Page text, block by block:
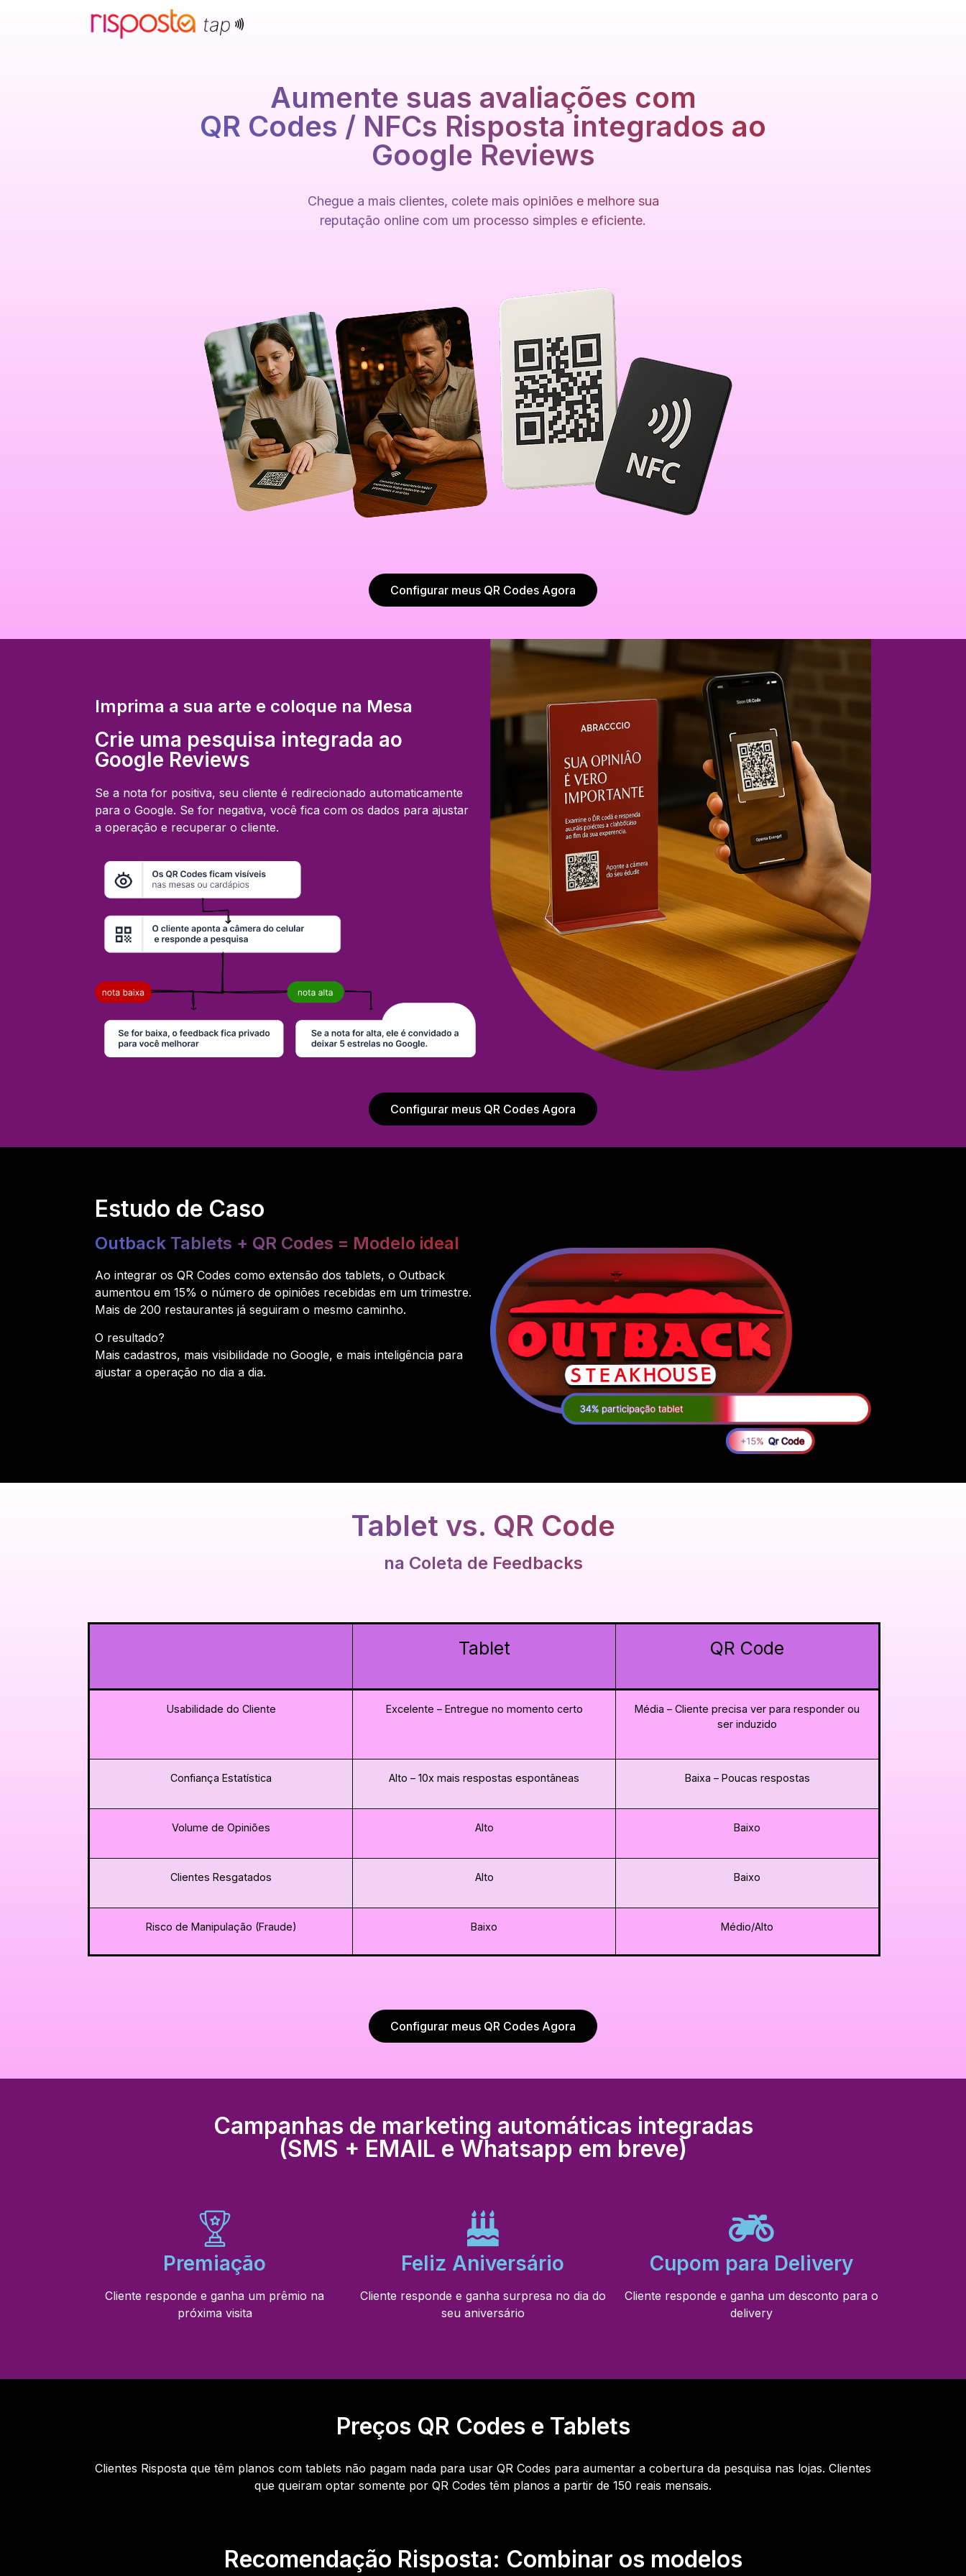
Aumente suas avaliações com
QR Codes / NFCs Risposta integrados ao
Google Reviews
Chegue a mais clientes, colete mais opiniões e melhore sua
reputação online com um processo simples e eficiente.
Configurar meus QR Codes Agora
Imprima a sua arte e coloque na Mesa
Crie uma pesquisa integrada ao
Google Reviews
Se a nota for positiva, seu cliente é redirecionado automaticamente
para o Google. Se for negativa, você fica com os dados para ajustar
a operação e recuperar o cliente.
Configurar meus QR Codes Agora
Estudo de Caso
Outback Tablets + QR Codes = Modelo ideal
Ao integrar os QR Codes como extensão dos tablets, o Outback
aumentou em 15% o número de opiniões recebidas em um trimestre.
Mais de 200 restaurantes já seguiram o mesmo caminho.
O resultado?
Mais cadastros, mais visibilidade no Google, e mais inteligência para
ajustar a operação no dia a dia.
Tablet vs. QR Code
na Coleta de Feedbacks
Tablet QR Code
Usabilidade do Cliente Excelente – Entregue no momento certo
Média – Cliente precisa ver para responder ou
ser induzido
Confiança Estatística Alto – 10x mais respostas espontâneas Baixa – Poucas respostas
Volume de Opiniões Alto Baixo
Clientes Resgatados Alto Baixo
Risco de Manipulação (Fraude) Baixo Médio/Alto
Configurar meus QR Codes Agora
Campanhas de marketing automáticas integradas
(SMS + EMAIL e Whatsapp em breve)
Premiação
Cliente responde e ganha um prêmio na
próxima visita
Feliz Aniversário
Cliente responde e ganha surpresa no dia do
seu aniversário
Cupom para Delivery
Cliente responde e ganha um desconto para o
delivery
Preços QR Codes e Tablets
Clientes Risposta que têm planos com tablets não pagam nada para usar QR Codes para aumentar a cobertura da pesquisa nas lojas. Clientes
que queiram optar somente por QR Codes têm planos a partir de 150 reais mensais.
Recomendação Risposta: Combinar os modelos